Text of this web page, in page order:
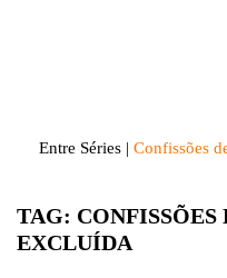
Entre Séries | Confissões
TAG:
EXCLUÍDA